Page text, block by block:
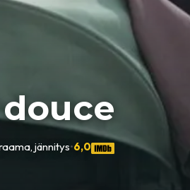
jännitys•6,0